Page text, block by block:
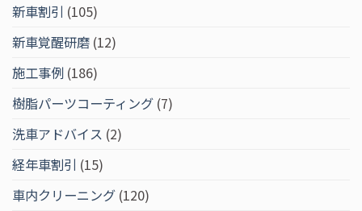
新車割引 (105)
新車覚醒研磨 (12)
施工事例 (186)
樹脂パーツコーティング (7)
洗車アドバイス (2)
経年車割引 (15)
車内クリーニング (120)